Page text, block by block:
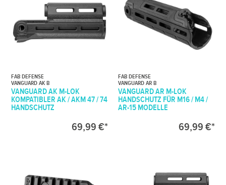
FAB DEFENSE
VANGUARD AK B
VANGUARD AK M-LOK
KOMPATIBLER AK / AKM 47 / 74
HANDSCHUTZ
69,99 €*
FAB DEFENSE
VANGUARD AR B
VANGUARD AR M-LOK
HANDSCHUTZ FÜR M16 / M4 /
AR-15 MODELLE
69,99 €*